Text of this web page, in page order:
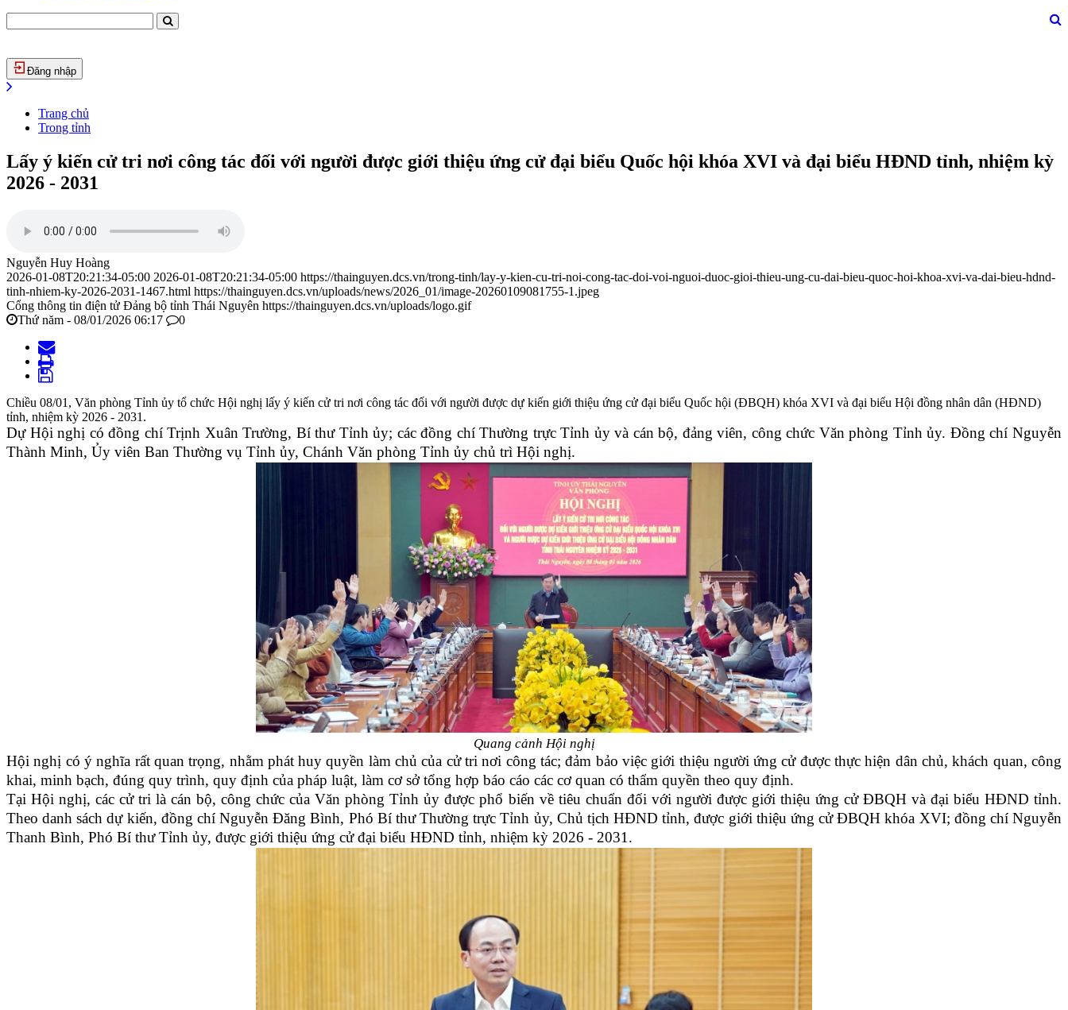
Đăng nhập
Trang chủ
Trong tỉnh
Lấy ý kiến cử tri nơi công tác đối với người được giới thiệu ứng cử đại biểu Quốc hội khóa XVI và đại biểu HĐND tỉnh, nhiệm kỳ
2026 - 2031
Nguyễn Huy Hoàng
2026-01-08T20:21:34-05:00 2026-01-08T20:21:34-05:00 https://thainguyen.dcs.vn/trong-tinh/lay-y-kien-cu-tri-noi-cong-tac-doi-voi-nguoi-duoc-gioi-thieu-ung-cu-dai-bieu-quoc-hoi-khoa-xvi-va-dai-bieu-hdnd-
tinh-nhiem-ky-2026-2031-1467.html https://thainguyen.dcs.vn/uploads/news/2026_01/image-20260109081755-1.jpeg
Cổng thông tin điện tử Đảng bộ tỉnh Thái Nguyên https://thainguyen.dcs.vn/uploads/logo.gif
Thứ năm - 08/01/2026 06:17
0
Chiều 08/01, Văn phòng Tỉnh ủy tổ chức Hội nghị lấy ý kiến cử tri nơi công tác đối với người được dự kiến giới thiệu ứng cử đại biểu Quốc hội (ĐBQH) khóa XVI và đại biểu Hội đồng nhân dân (HĐND)
tỉnh, nhiệm kỳ 2026 - 2031.
Dự Hội nghị có đồng chí Trịnh Xuân Trường, Bí thư Tỉnh ủy; các đồng chí Thường trực Tỉnh ủy và cán bộ, đảng viên, công chức Văn phòng Tỉnh ủy. Đồng chí Nguyễn
Thành Minh, Ủy viên Ban Thường vụ Tỉnh ủy, Chánh Văn phòng Tỉnh ủy chủ trì Hội nghị.
Quang cảnh Hội nghị
Hội nghị có ý nghĩa rất quan trọng, nhằm phát huy quyền làm chủ của cử tri nơi công tác; đảm bảo việc giới thiệu người ứng cử được thực hiện dân chủ, khách quan, công
khai, minh bạch, đúng quy trình, quy định của pháp luật, làm cơ sở tổng hợp báo cáo các cơ quan có thẩm quyền theo quy định.
Tại Hội nghị, các cử tri là cán bộ, công chức của Văn phòng Tỉnh ủy được phổ biến về tiêu chuẩn đối với người được giới thiệu ứng cử ĐBQH và đại biểu HĐND tỉnh.
Theo danh sách dự kiến, đồng chí Nguyễn Đăng Bình, Phó Bí thư Thường trực Tỉnh ủy, Chủ tịch HĐND tỉnh, được giới thiệu ứng cử ĐBQH khóa XVI; đồng chí Nguyễn
Thanh Bình, Phó Bí thư Tỉnh ủy, được giới thiệu ứng cử đại biểu HĐND tỉnh, nhiệm kỳ 2026 - 2031.